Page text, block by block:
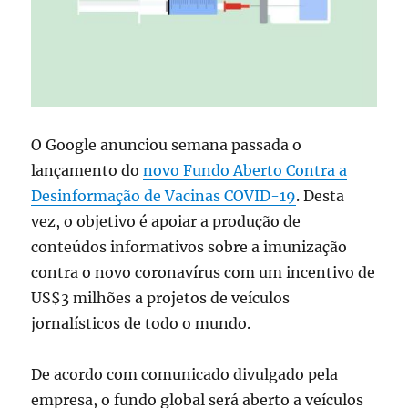
O Google anunciou semana passada o
lançamento donovo Fundo Aberto Contra a
Desinformação de Vacinas COVID-19. Desta
vez, o objetivo é apoiar a produção de
conteúdos informativos sobre a imunização
contra o novo coronavírus com um incentivo de
US$3 milhões a projetos de veículos
jornalísticos de todo o mundo.
De acordo com comunicado divulgado pela
empresa, o fundo global será aberto a veículos